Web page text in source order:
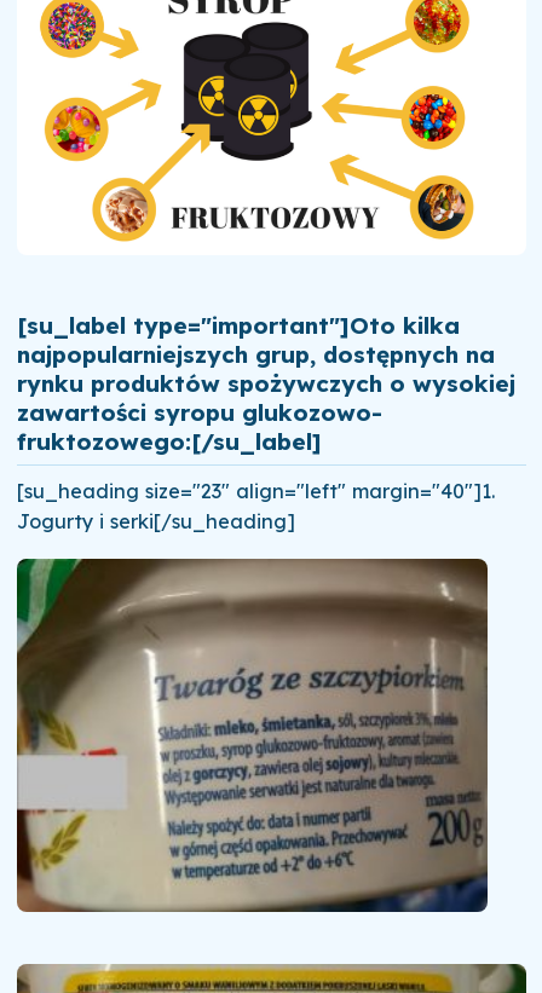
[su_label type="important"]Oto kilka
najpopularniejszych grup, dostępnych na
rynku produktów spożywczych o wysokiej
zawartości syropu glukozowo-
fruktozowego:[/su_label]
[su_heading size="23" align="left" margin="40"]1.
Jogurty i serki[/su_heading]